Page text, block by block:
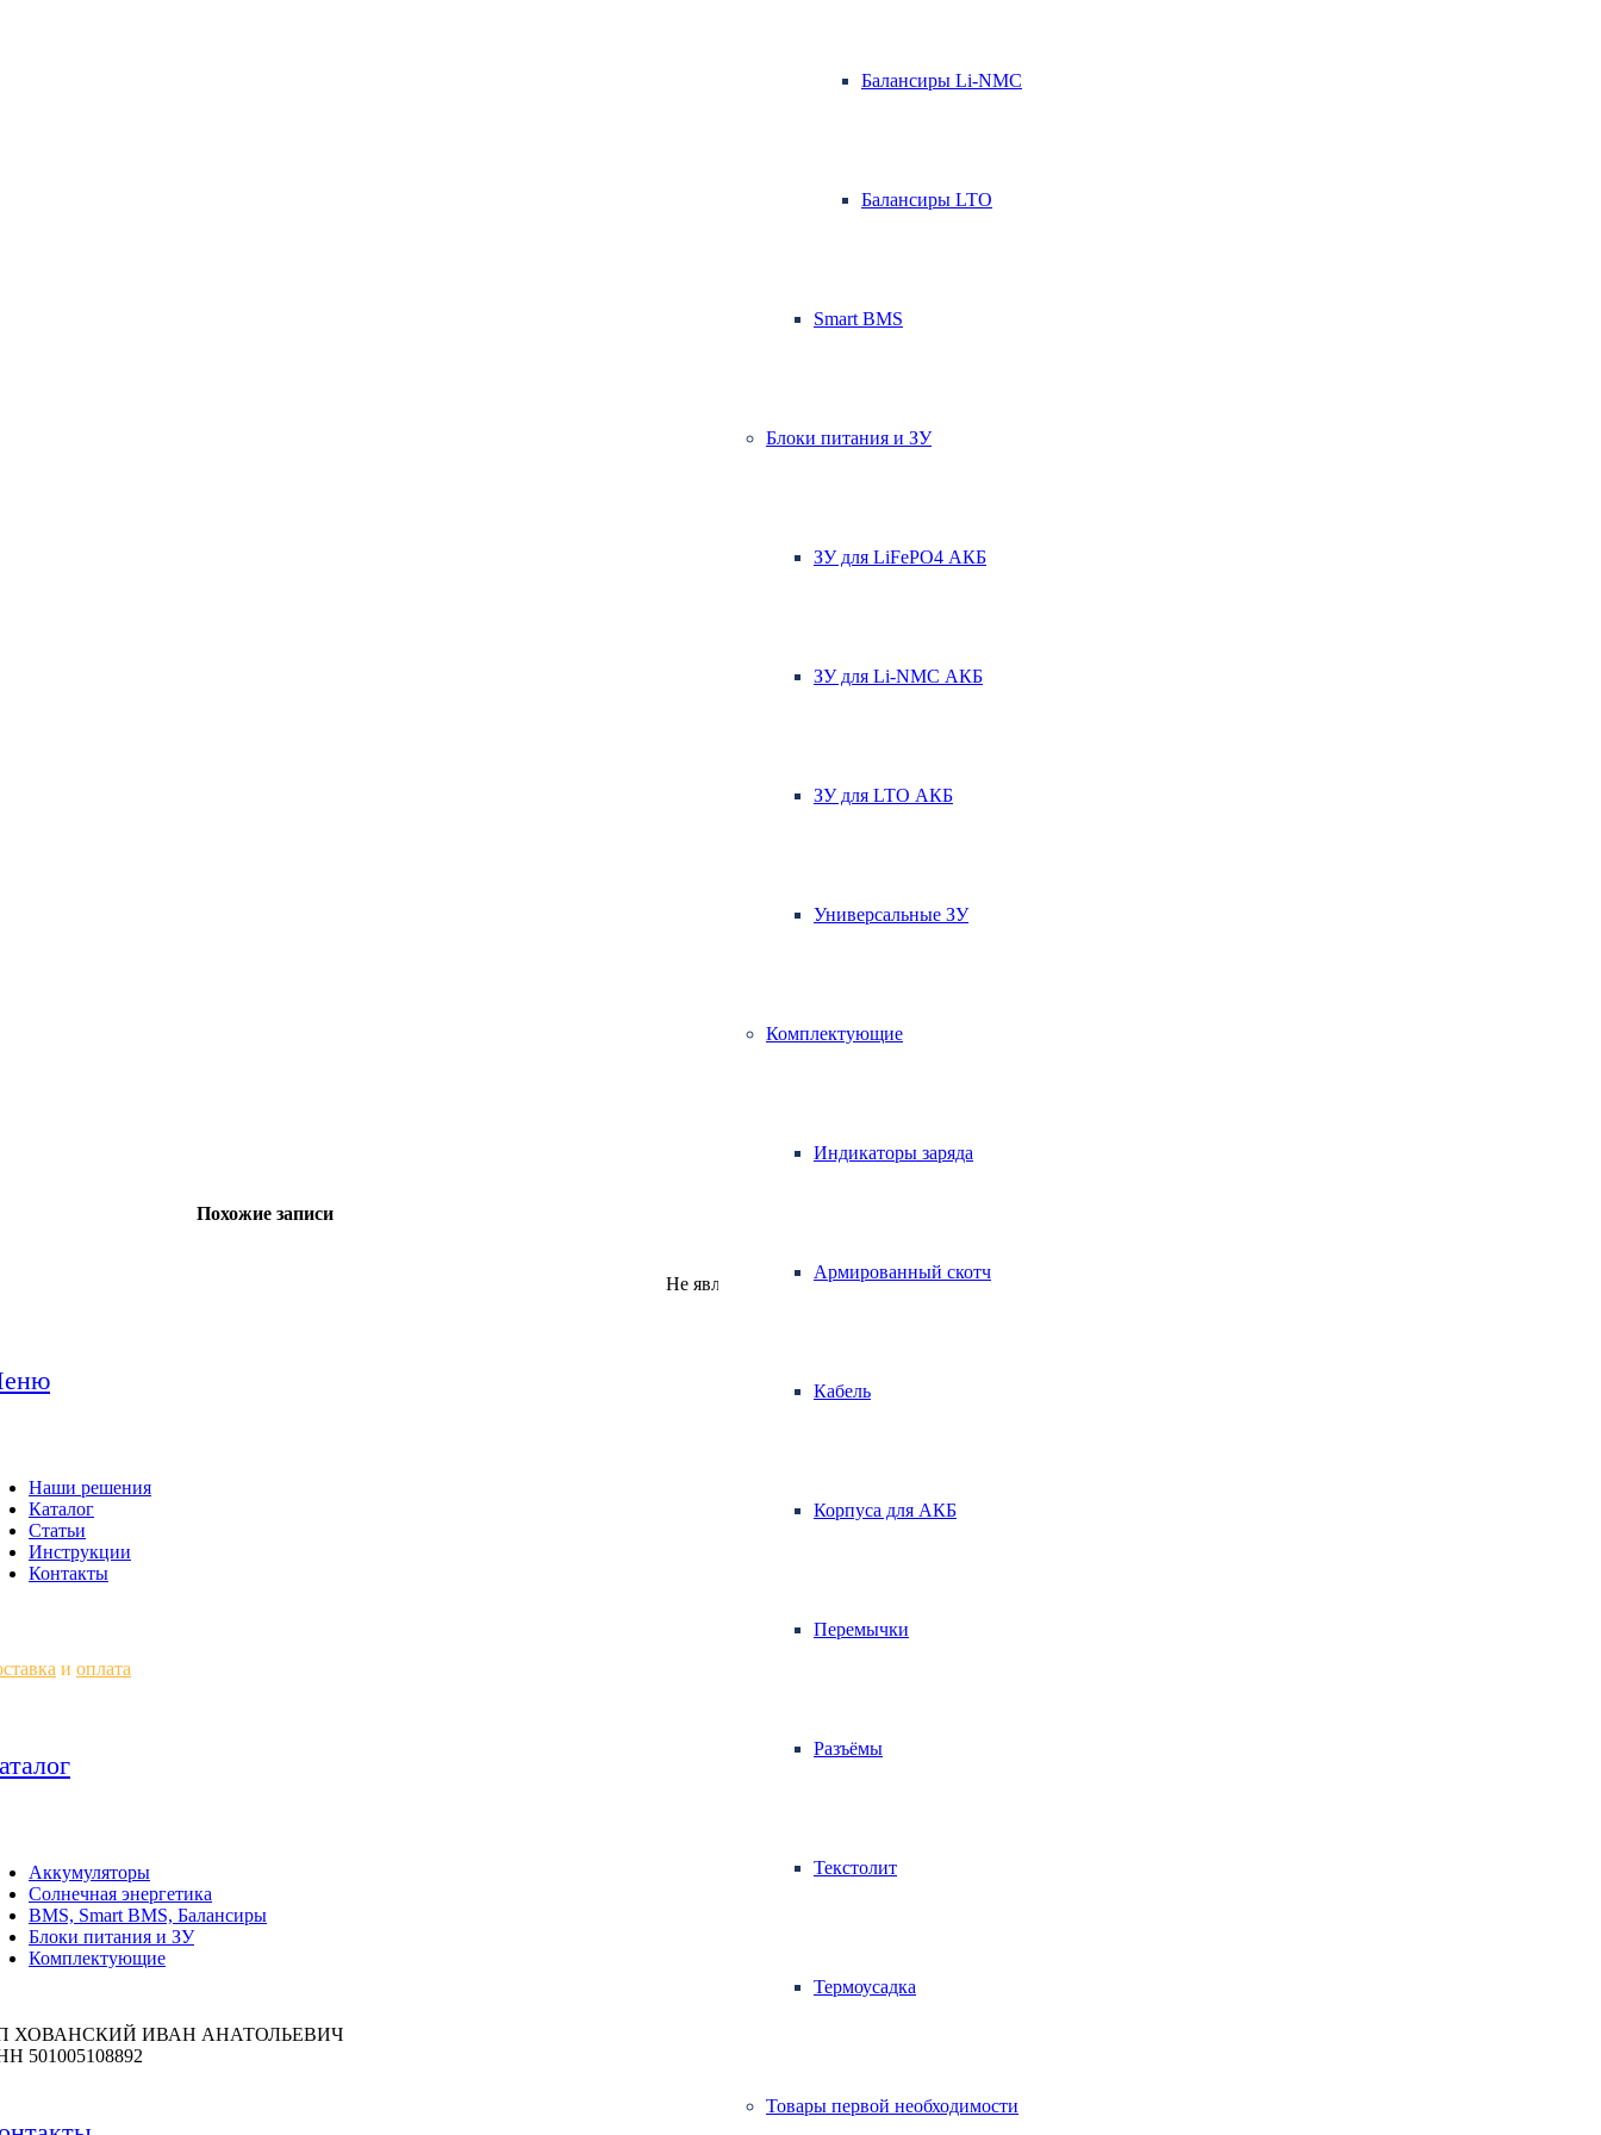
Балансиры Li-NMC
Балансиры LTO
Smart BMS
Блоки питания и ЗУ
ЗУ для LiFePO4 АКБ
ЗУ для Li-NMC АКБ
ЗУ для LTO АКБ
Универсальные ЗУ
Комплектующие
Индикаторы заряда
Армированный скотч
Кабель
Корпуса для АКБ
Перемычки
Разъёмы
Текстолит
Термоусадка
Товары первой необходимости
Похожие записи
Не является публичной офертой.
Наши решения
Каталог
Статьи
Инструкции
Контакты
и оплата
Аккумуляторы
Солнечная энергетика
BMS, Smart BMS, Балансиры
Блоки питания и ЗУ
Комплектующие
ХОВАНСКИЙ ИВАН АНАТОЛЬЕВИЧ
501005108892